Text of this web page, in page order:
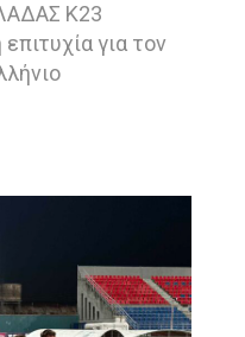
Κ23
επιτυχία για τον